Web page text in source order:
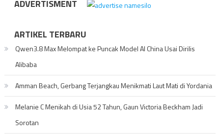
ADVERTISMENT
ARTIKEL TERBARU
Qwen3.8 Max Melompat ke Puncak Model AI China Usai Dirilis
Alibaba
Amman Beach, Gerbang Terjangkau Menikmati Laut Mati di Yordania
Melanie C Menikah di Usia 52 Tahun, Gaun Victoria Beckham Jadi
Sorotan